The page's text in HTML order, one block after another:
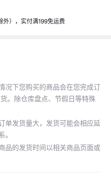
外），实付满199免运费
况下您购买的商品会在您完成订
。除仓库盘点、节假日等特殊
单发货量大，发货可能会相应延
。
品的发货时间以相关商品页面或